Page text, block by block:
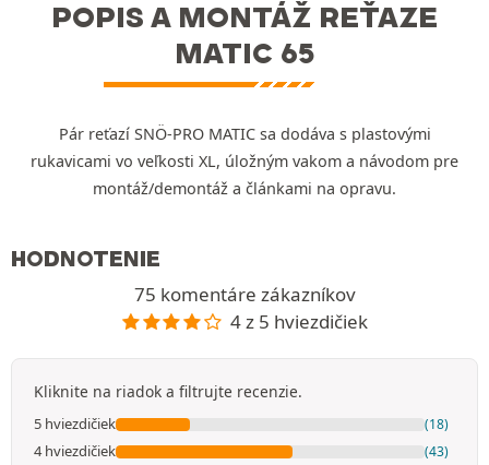
POPIS A MONTÁŽ REŤAZE
MATIC 65
Pár reťazí SNÖ-PRO MATIC sa dodáva s plastovými
rukavicami vo veľkosti XL, úložným vakom a návodom pre
montáž/demontáž a článkami na opravu.
HODNOTENIE
75 komentáre zákazníkov
4 z 5 hviezdičiek
Kliknite na riadok a filtrujte recenzie.
5 hviezdičiek (18)
4 hviezdičiek (43)